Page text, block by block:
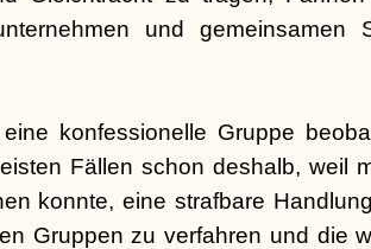
und gemeinsamen
konfessionelle Gruppe
Fällen schon deshalb, weil
konnte, eine strafbare
Gruppen zu verfahren und die